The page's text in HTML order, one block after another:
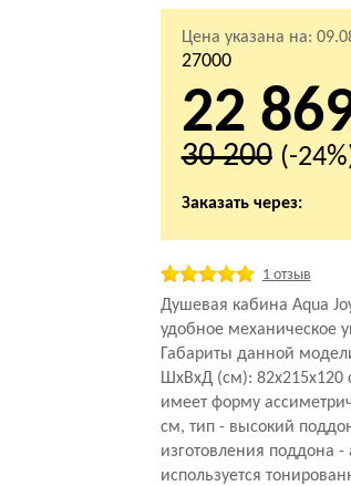
Цена указана на:
27000
22
30 200 (-
Заказать через:
1 отзыв
Душевая кабина Aqua
удобное механическое
Габариты данной
ШхВхД (см): 82x215x120
имеет форму
см, тип - высокий
изготовления поддона -
используется